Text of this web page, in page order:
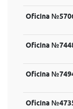
Oficina
Oficina
Oficina
Oficina